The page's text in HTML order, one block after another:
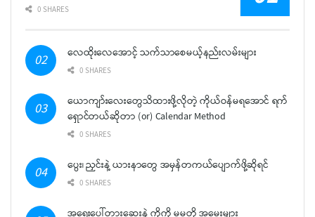
0 SHARES
လေထိုးလေအောင့် သက်သာစေမယ့်နည်းလမ်းများ
0 SHARES
ယောကျာ်းလေးတွေသိထားဖို့လိုတဲ့ ကိုယ်ဝန်မရအောင် ရက်
ရှောင်တယ်ဆိုတာ (or) Calendar Method
0 SHARES
ပွေး၊ ညှင်းနဲ့ ယားနာတွေ အမှန်တကယ်ပျောက်ဖို့ဆိုရင်
0 SHARES
အရေးပေါ်တားဆေးနဲ့ ကိုကို မမတို့ အမေးများ